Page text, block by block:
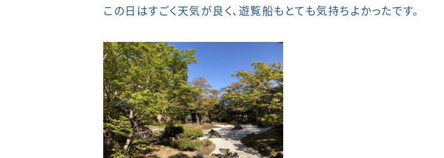
この日はすごく天気が良く、遊覧船もとても気持ちよかったです。